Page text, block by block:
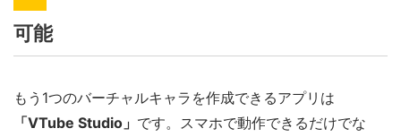
可能
もう1つのバーチャルキャラを作成できるアプリは
「VTube Studio」 です。スマホで動作できるだけでな